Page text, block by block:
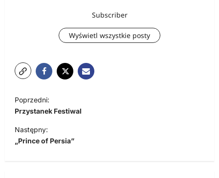
Subscriber
Wyświetl wszystkie posty
N
a
w
i
Poprzedni:
Przystanek Festiwal
Następny:
„Prince of Persia”